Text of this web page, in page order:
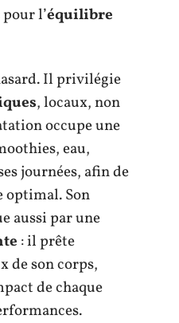
l’équilibre
Il privilégie
, locaux, non
occupe une
eau,
journées, afin de
Son
aussi par une
: il prête
de son corps,
de chaque